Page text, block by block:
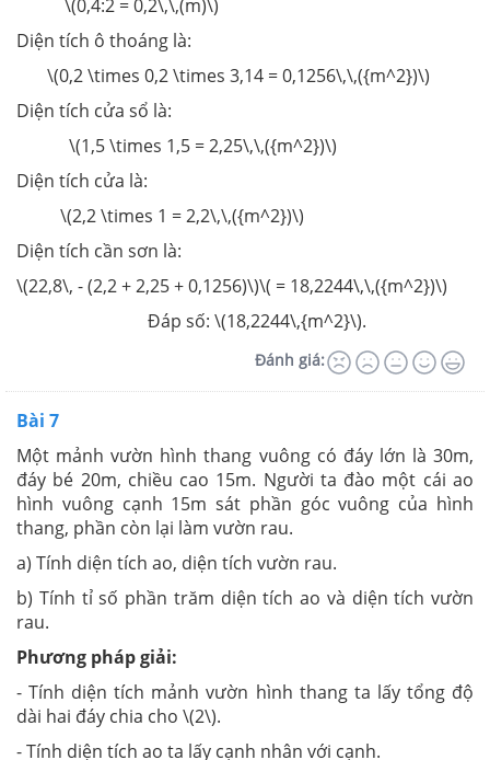
\(0,4:2 = 0,2\,\,(m)\)
Diện tích ô thoáng là:
\(0,2 \times 0,2 \times 3,14 = 0,1256\,\,({m^2})\)
Diện tích cửa sổ là:
\(1,5 \times 1,5 = 2,25\,\,({m^2})\)
Diện tích cửa là:
\(2,2 \times 1 = 2,2\,\,({m^2})\)
Diện tích cần sơn là:
\(22,8\, - (2,2 + 2,25 + 0,1256)\)\( = 18,2244\,\,({m^2})\)
Đáp số: \(18,2244\,{m^2}\).
Đánh giá:
Bài 7
Một mảnh vườn hình thang vuông có đáy lớn là 30m,
đáy bé 20m, chiều cao 15m. Người ta đào một cái ao
hình vuông cạnh 15m sát phần góc vuông của hình
thang, phần còn lại làm vườn rau.
a) Tính diện tích ao, diện tích vườn rau.
b) Tính tỉ số phần trăm diện tích ao và diện tích vườn
rau.
Phương pháp giải:
- Tính diện tích mảnh vườn hình thang ta lấy tổng độ
dài hai đáy chia cho \(2\).
- Tính diện tích ao ta lấy cạnh nhân với cạnh.